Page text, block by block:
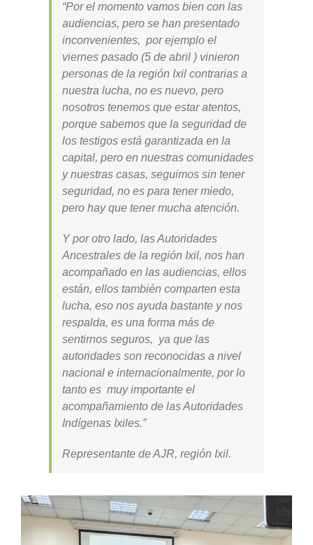
“Por el momento vamos bien con las
audiencias, pero se han presentado
inconvenientes, por ejemplo el
viernes pasado (5 de abril ) vinieron
personas de la región Ixil contrarias a
nuestra lucha, no es nuevo, pero
nosotros tenemos que estar atentos,
porque sabemos que la seguridad de
los testigos está garantizada en la
capital, pero en nuestras comunidades
y nuestras casas, seguimos sin tener
seguridad, no es para tener miedo,
pero hay que tener mucha atención.
Y por otro lado, las Autoridades
Ancestrales de la región Ixil, nos han
acompañado en las audiencias, ellos
están, ellos también comparten esta
lucha, eso nos ayuda bastante y nos
respalda, es una forma más de
sentirnos seguros, ya que las
autoridades son reconocidas a nivel
nacional e internacionalmente, por lo
tanto es muy importante el
acompañamiento de las Autoridades
Indígenas Ixiles.”
Representante de AJR, región Ixil.